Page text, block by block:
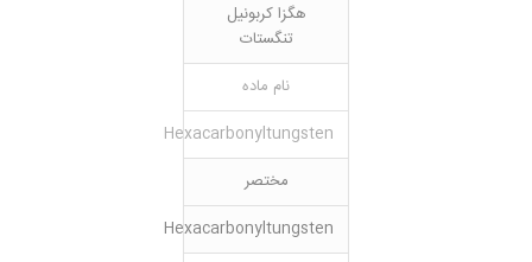
هگزا کربونیل
تنگستات
نام ماده
Hexacarbonyltungsten
مختصر
Hexacarbonyltungsten